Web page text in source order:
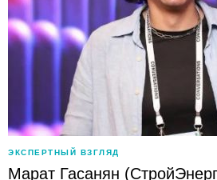
ЭКСПЕРТНЫЙ ВЗГЛЯД
Марат Гасанян